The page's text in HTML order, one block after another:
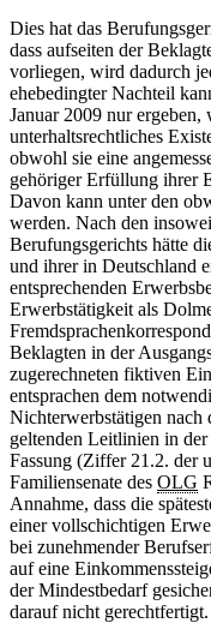
Dies hat das
dass aufseiten der
vorliegen, wird dadurch
ehebedingter Nachteil
Januar 2009 nur
unterhaltsrechtliches
obwohl sie eine
gehöriger Erfüllung ihrer
Davon kann unter den
werden. Nach den
Berufungsgerichts hätte
und ihrer in Deutschland
entsprechenden
Erwerbstätigkeit als
Beklagten in der
zugerechneten fiktiven
entsprachen dem
Nichterwerbstätigen nach
geltenden Leitlinien in
Fassung (Ziffer 21.2. der
Familiensenate des OLG
Annahme, dass die
einer vollschichtigen
bei zunehmender
auf eine
der Mindestbedarf
darauf nicht gerechtfertigt.